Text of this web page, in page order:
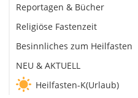
Reportagen & Bücher
Religiöse Fastenzeit
Besinnliches zum Heilfasten
NEU & AKTUELL
Heilfasten-K(Urlaub)